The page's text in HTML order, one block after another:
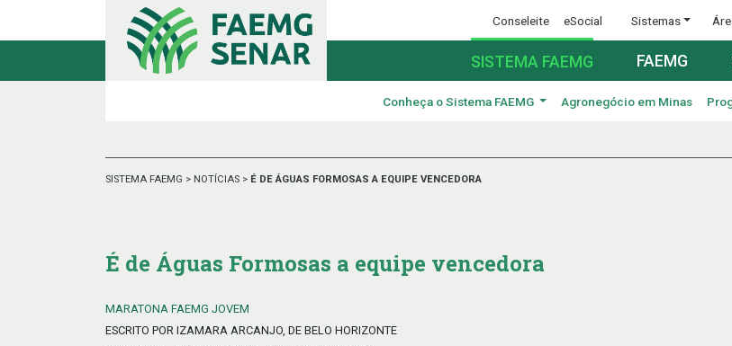
Conseleite eSocial Sistemas
SISTEMA FAEMG FAEMG
Conheça o Sistema FAEMG Agronegócio em Minas
SISTEMA FAEMG > NOTÍCIAS > É DE ÁGUAS FORMOSAS A EQUIPE VENCEDORA
É de Águas Formosas a equipe vencedora
MARATONA FAEMG JOVEM
ESCRITO POR IZAMARA ARCANJO, DE BELO HORIZONTE